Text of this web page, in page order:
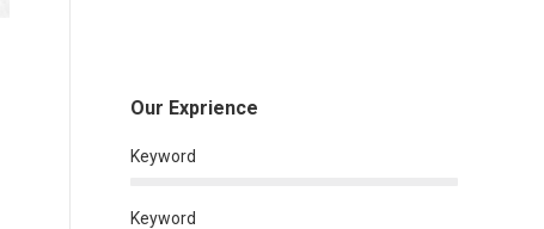
Our Exprience
Keyword
Keyword